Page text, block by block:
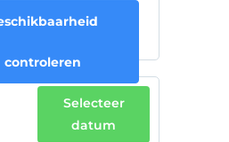
controleren
Selecteer
datum